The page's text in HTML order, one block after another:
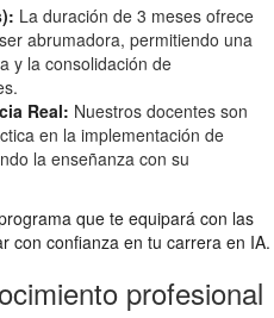
La duración de 3 meses ofrece
abrumadora, permitiendo una
y la consolidación de
Real: Nuestros docentes son
en la implementación de
la enseñanza con su
que te equipará con las
con confianza en tu carrera en IA.
profesional